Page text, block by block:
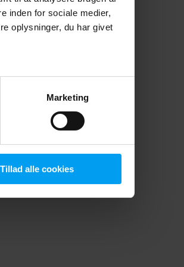
inden for sociale medier,
oplysninger, du har givet
Marketing
Tillad alle cookies